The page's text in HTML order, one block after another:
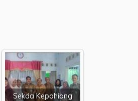
Sekda Kepahiang